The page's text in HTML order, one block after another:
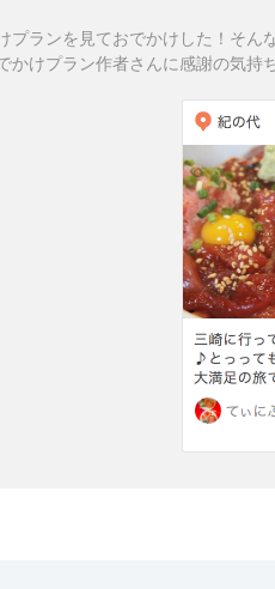
プランを見ておでかけした！そん
かけプラン作者さんに感謝の気持